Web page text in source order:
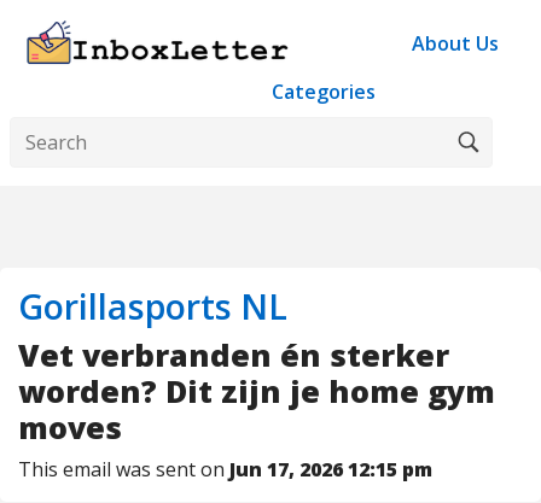
About Us
Categories
Gorillasports NL
Vet verbranden én sterker
worden? Dit zijn je home gym
moves
This email was sent on Jun 17, 2026 12:15 pm